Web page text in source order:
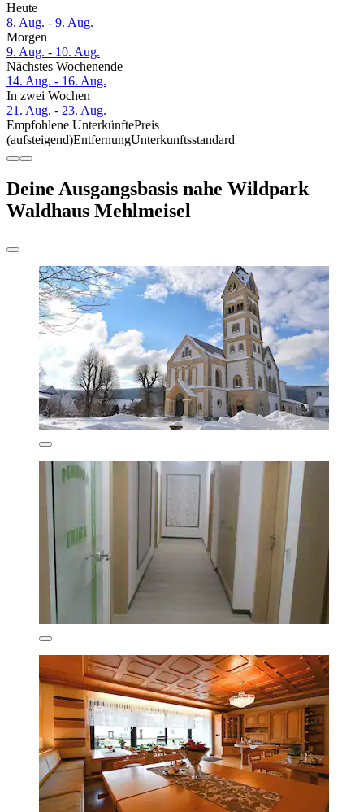
Heute
8. Aug. - 9. Aug.
Morgen
9. Aug. - 10. Aug.
Nächstes Wochenende
14. Aug. - 16. Aug.
In zwei Wochen
21. Aug. - 23. Aug.
Empfohlene UnterkünftePreis
(aufsteigend)EntfernungUnterkunftsstandard
Deine Ausgangsbasis nahe Wildpark
Waldhaus Mehlmeisel